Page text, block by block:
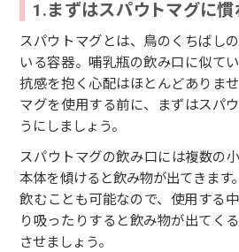
1.まずはスパウトマグに慣
スパウトマグとは、鳥のくちばし
いる容器。哺乳瓶の飲み口に似て
抗感を抱く心配はほとんどありま
マグを使用する前に、まずはスパ
うにしましょう。
スパウトマグの飲み口には複数の
本体を傾けると飲み物が出てきます
飲むことも可能なので、使用する
り吸ったりすると飲み物が出てく
させましょう。